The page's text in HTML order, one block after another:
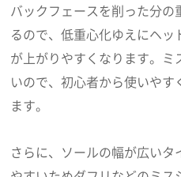
バックフェースを削った分
るので、低重心化ゆえにヘ
が上がりやすくなります。
いので、初心者から使いや
ます。
さらに、ソールの幅が広い